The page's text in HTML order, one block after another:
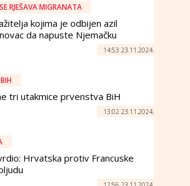
RJEŠAVA MIGRANATA
kojima je odbijen azil
da napuste Njemačku
14:53 23.11.2024.
tri utakmice prvenstva BiH
13:02 23.11.2024.
Hrvatska protiv Francuske